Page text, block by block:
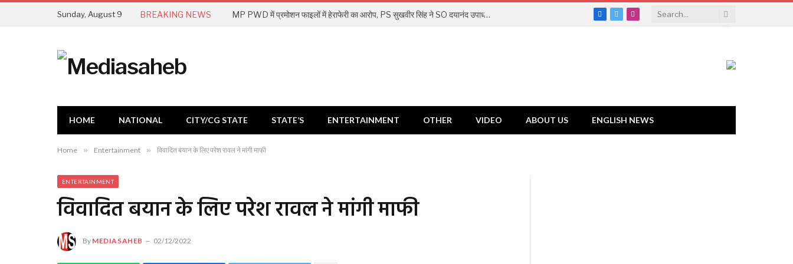
Sunday, August 9 BREAKING NEWS MP PWD में प्रमोशन फाइलों में हेराफेरी का आरोप, PS सुखवीर सिंह ने SO दयानंद उपाध्याय को हटाया
Facebook
TwitterInstagram
HOME NATIONAL CITY/CG STATE STATE’S ENTERTAINMENT OTHER VIDEO ABOUT US ENGLISH NEWS
Home » Entertainment » विवादित बयान के लिए परेश रावल ने मांगी माफी
ENTERTAINMENT
विवादित बयान के लिए परेश रावल ने मांगी माफी
By MEDIASAHEB 02/12/2022